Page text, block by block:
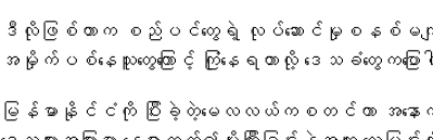
ဒီလိုဖြစ်တာက စည်ပင်တွေရဲ့ လုပ်ဆောင်မှုစနစ်မက
အမှိုက်ပစ်နေသူတွေကြောင့် ကြုံနေရတာလို့ ဒေသခံတွေကပြေ
မြန်မာနိုင်ငံကို ပြီးခဲ့တဲ့မေလလယ်ကစတင်ကာ အနောက်